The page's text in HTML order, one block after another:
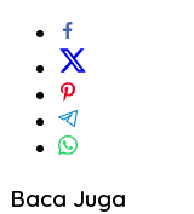
Baca Juga